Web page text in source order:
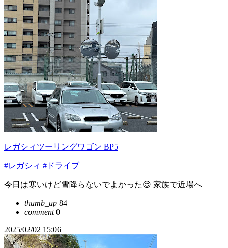
レガシィツーリングワゴン BP5
#レガシィ #ドライブ
今日は寒いけど雪降らないでよかった😌 家族で近場へ
thumb_up 84
comment0
2025/02/02 15:06